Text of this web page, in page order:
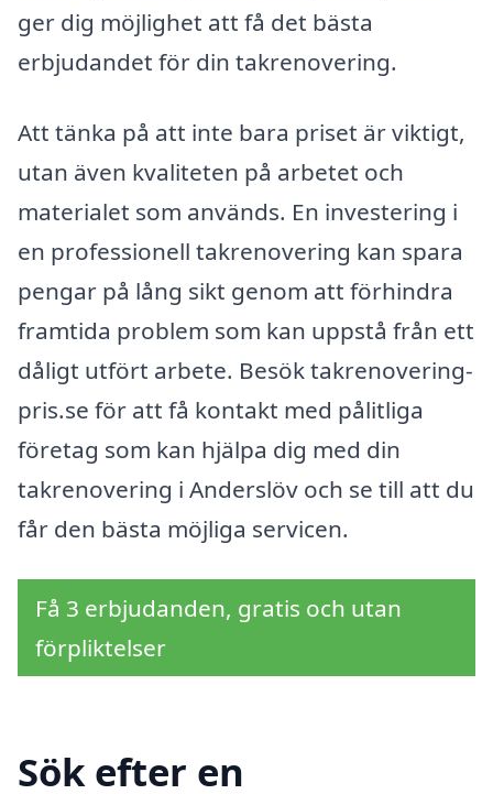
ger dig möjlighet att få det bästa
erbjudandet för din takrenovering.
Att tänka på att inte bara priset är viktigt,
utan även kvaliteten på arbetet och
materialet som används. En investering i
en professionell takrenovering kan spara
pengar på lång sikt genom att förhindra
framtida problem som kan uppstå från ett
dåligt utfört arbete. Besök takrenovering-
pris.se för att få kontakt med pålitliga
företag som kan hjälpa dig med din
takrenovering i Anderslöv och se till att du
får den bästa möjliga servicen.
Få 3 erbjudanden, gratis och utan
förpliktelser
Sök efter en